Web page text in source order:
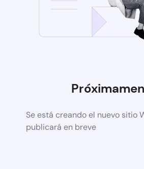
Se está creando el nuevo sitio
publicará en breve